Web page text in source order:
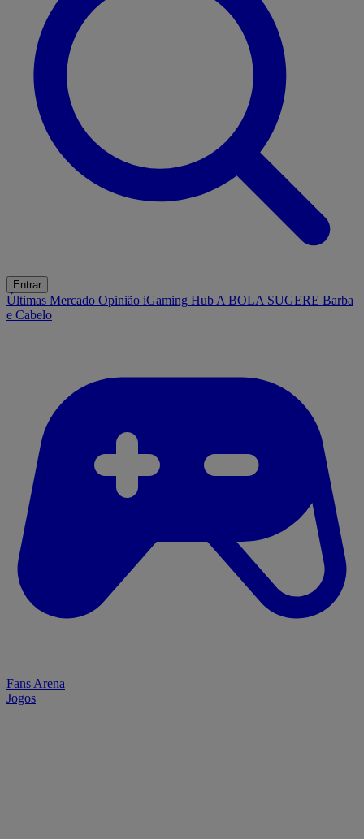
Entrar
Últimas Mercado Opinião iGaming Hub A BOLA SUGERE Barba
e Cabelo
Fans Arena
Jogos